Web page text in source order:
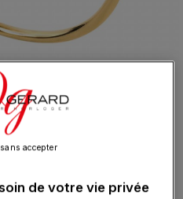
Agate Or Jaune
par les crèmes et huiles de
de votre vie privée
accepter